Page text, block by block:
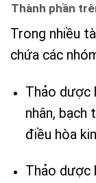
Thành phần
Trong nhiều
chứa các
Thảo dược
nhân, bạch
điều hòa
Thảo dược